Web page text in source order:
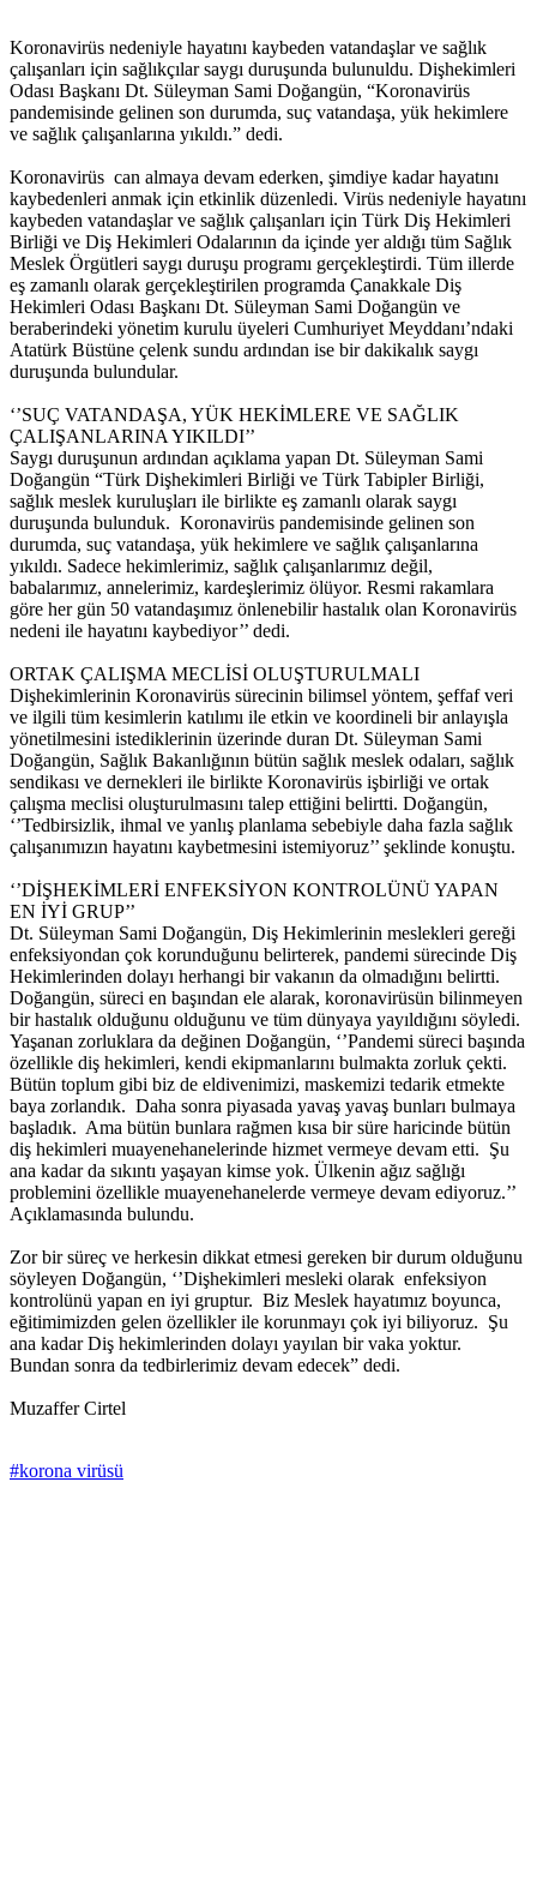
Koronavirüs nedeniyle hayatını kaybeden vatandaşlar ve sağlık
çalışanları için sağlıkçılar saygı duruşunda bulunuldu. Dişhekimleri
Odası Başkanı Dt. Süleyman Sami Doğangün, “Koronavirüs
pandemisinde gelinen son durumda, suç vatandaşa, yük hekimlere
ve sağlık çalışanlarına yıkıldı.” dedi.
Koronavirüs can almaya devam ederken, şimdiye kadar hayatını
kaybedenleri anmak için etkinlik düzenledi. Virüs nedeniyle hayatını
kaybeden vatandaşlar ve sağlık çalışanları için Türk Diş Hekimleri
Birliği ve Diş Hekimleri Odalarının da içinde yer aldığı tüm Sağlık
Meslek Örgütleri saygı duruşu programı gerçekleştirdi. Tüm illerde
eş zamanlı olarak gerçekleştirilen programda Çanakkale Diş
Hekimleri Odası Başkanı Dt. Süleyman Sami Doğangün ve
beraberindeki yönetim kurulu üyeleri Cumhuriyet Meyddanı’ndaki
Atatürk Büstüne çelenk sundu ardından ise bir dakikalık saygı
duruşunda bulundular.
‘’SUÇ VATANDAŞA, YÜK HEKİMLERE VE SAĞLIK
ÇALIŞANLARINA YIKILDI’’
Saygı duruşunun ardından açıklama yapan Dt. Süleyman Sami
Doğangün “Türk Dişhekimleri Birliği ve Türk Tabipler Birliği,
sağlık meslek kuruluşları ile birlikte eş zamanlı olarak saygı
duruşunda bulunduk. Koronavirüs pandemisinde gelinen son
durumda, suç vatandaşa, yük hekimlere ve sağlık çalışanlarına
yıkıldı. Sadece hekimlerimiz, sağlık çalışanlarımız değil,
babalarımız, annelerimiz, kardeşlerimiz ölüyor. Resmi rakamlara
göre her gün 50 vatandaşımız önlenebilir hastalık olan Koronavirüs
nedeni ile hayatını kaybediyor’’ dedi.
ORTAK ÇALIŞMA MECLİSİ OLUŞTURULMALI
Dişhekimlerinin Koronavirüs sürecinin bilimsel yöntem, şeffaf veri
ve ilgili tüm kesimlerin katılımı ile etkin ve koordineli bir anlayışla
yönetilmesini istediklerinin üzerinde duran Dt. Süleyman Sami
Doğangün, Sağlık Bakanlığının bütün sağlık meslek odaları, sağlık
sendikası ve dernekleri ile birlikte Koronavirüs işbirliği ve ortak
çalışma meclisi oluşturulmasını talep ettiğini belirtti. Doğangün,
‘’Tedbirsizlik, ihmal ve yanlış planlama sebebiyle daha fazla sağlık
çalışanımızın hayatını kaybetmesini istemiyoruz’’ şeklinde konuştu.
‘’DİŞHEKİMLERİ ENFEKSİYON KONTROLÜNÜ YAPAN
EN İYİ GRUP’’
Dt. Süleyman Sami Doğangün, Diş Hekimlerinin meslekleri gereği
enfeksiyondan çok korunduğunu belirterek, pandemi sürecinde Diş
Hekimlerinden dolayı herhangi bir vakanın da olmadığını belirtti.
Doğangün, süreci en başından ele alarak, koronavirüsün bilinmeyen
bir hastalık olduğunu olduğunu ve tüm dünyaya yayıldığını söyledi.
Yaşanan zorluklara da değinen Doğangün, ‘’Pandemi süreci başında
özellikle diş hekimleri, kendi ekipmanlarını bulmakta zorluk çekti.
Bütün toplum gibi biz de eldivenimizi, maskemizi tedarik etmekte
baya zorlandık. Daha sonra piyasada yavaş yavaş bunları bulmaya
başladık. Ama bütün bunlara rağmen kısa bir süre haricinde bütün
diş hekimleri muayenehanelerinde hizmet vermeye devam etti. Şu
ana kadar da sıkıntı yaşayan kimse yok. Ülkenin ağız sağlığı
problemini özellikle muayenehanelerde vermeye devam ediyoruz.’’
Açıklamasında bulundu.
Zor bir süreç ve herkesin dikkat etmesi gereken bir durum olduğunu
söyleyen Doğangün, ‘’Dişhekimleri mesleki olarak enfeksiyon
kontrolünü yapan en iyi gruptur. Biz Meslek hayatımız boyunca,
eğitimimizden gelen özellikler ile korunmayı çok iyi biliyoruz. Şu
ana kadar Diş hekimlerinden dolayı yayılan bir vaka yoktur.
Bundan sonra da tedbirlerimiz devam edecek” dedi.
Muzaffer Cirtel
#korona virüsü